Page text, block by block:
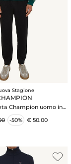
Stagione
Champion uomo in
verde e nera
-50% € 50.00